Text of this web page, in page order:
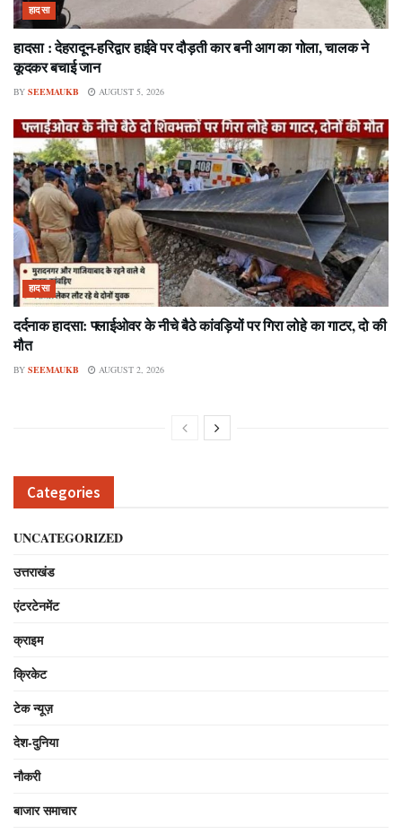
हादसा
हादसा : देहरादून-हरिद्वार हाईवे पर दौड़ती कार बनी आग का गोला, चालक ने
कूदकर बचाई जान
BY SEEMAUKB AUGUST 5, 2026
हादसा
दर्दनाक हादसा: फ्लाईओवर के नीचे बैठे कांवड़ियों पर गिरा लोहे का गाटर, दो की
मौत
BY SEEMAUKB AUGUST 2, 2026
Categories
UNCATEGORIZED
उत्तराखंड
एंटरटेनमेंट
क्राइम
क्रिकेट
टेक न्यूज़
देश-दुनिया
नौकरी
बाजार समाचार